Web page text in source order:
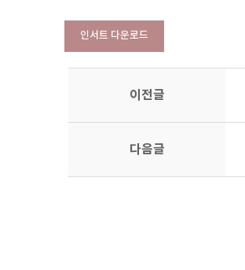
인서트 다운로드
이전글
다음글